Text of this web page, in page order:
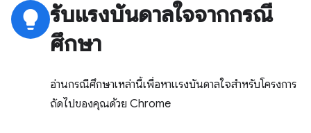
lightbulb รับแรงบันดาลใจจากกรณี
ศึกษา
อ่านกรณีศึกษาเหล่านี้เพื่อหาแรงบันดาลใจสำหรับโครงการ
ถัดไปของคุณด้วย Chrome